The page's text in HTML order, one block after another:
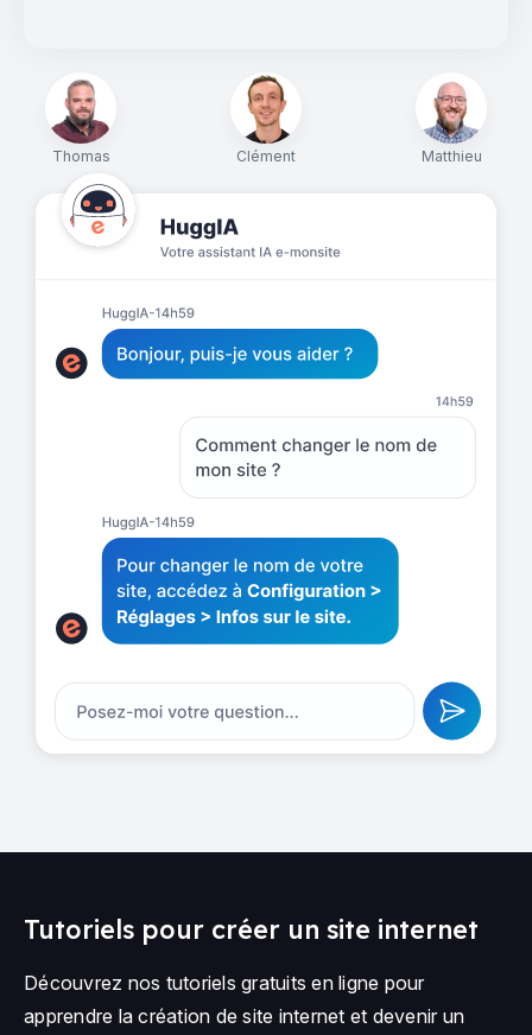
Thomas Clément Matthieu
Tutoriels pour créer un site internet
Découvrez nos tutoriels gratuits en ligne pour
apprendre la création de site internet et devenir un